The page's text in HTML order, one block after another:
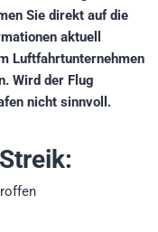
Sie direkt auf die
aktuell
Luftfahrtunternehmen
Wird der Flug
nicht sinnvoll.
Streik: